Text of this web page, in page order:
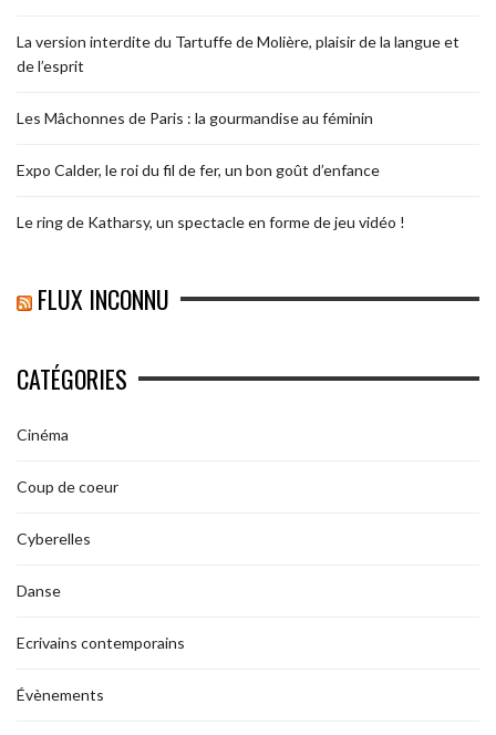
La version interdite du Tartuffe de Molière, plaisir de la langue et
de l’esprit
Les Mâchonnes de Paris : la gourmandise au féminin
Expo Calder, le roi du fil de fer, un bon goût d’enfance
Le ring de Katharsy, un spectacle en forme de jeu vidéo !
FLUX INCONNU
CATÉGORIES
Cinéma
Coup de coeur
Cyberelles
Danse
Ecrivains contemporains
Évènements